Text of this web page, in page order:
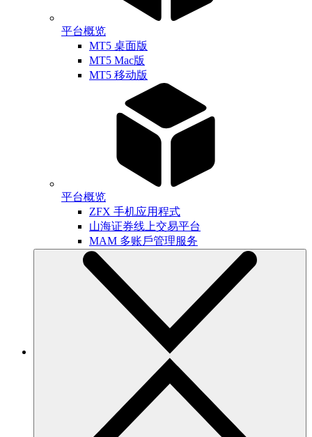
平台概览
MT5 桌面版
MT5 Mac版
MT5 移动版
平台概览
ZFX 手机应用程式
山海证券线上交易平台
MAM 多账戶管理服务